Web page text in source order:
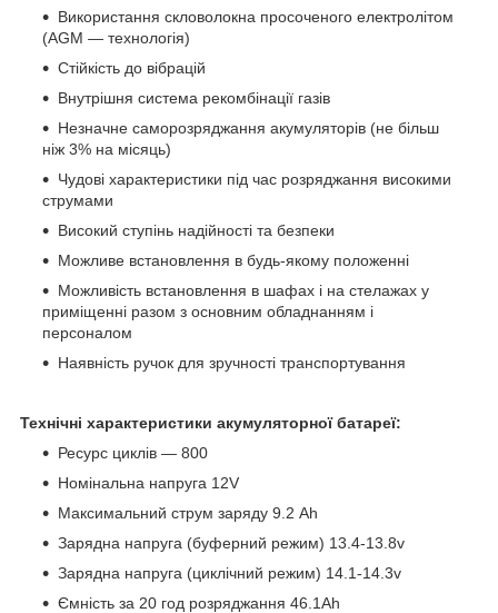
Використання скловолокна просоченого електролітом
(AGM — технологія)
Стійкість до вібрацій
Внутрішня система рекомбінації газів
Незначне саморозряджання акумуляторів (не більш
ніж 3% на місяць)
Чудові характеристики під час розряджання високими
струмами
Високий ступінь надійності та безпеки
Можливе встановлення в будь-якому положенні
Можливість встановлення в шафах і на стелажах у
приміщенні разом з основним обладнанням і
персоналом
Наявність ручок для зручності транспортування
Технічні характеристики акумуляторної батареї:
Ресурс циклів — 800
Номінальна напруга 12V
Максимальний струм заряду 9.2 Аh
Зарядна напруга (буферний режим) 13.4-13.8v
Зарядна напруга (циклічний режим) 14.1-14.3v
Ємність за 20 год розряджання 46.1Ah